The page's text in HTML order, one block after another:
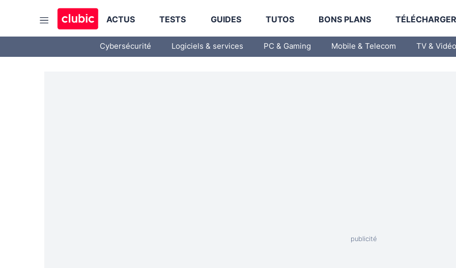
ACTUS TESTS GUIDES TUTOS BONS PLANS
Cybersécurité Logiciels & services PC & Gaming Mobile & Telecom TV & Vidéo